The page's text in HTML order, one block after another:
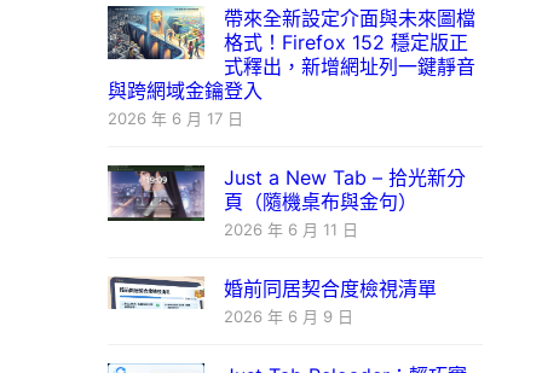
帶來全新設定介面與未來圖檔
格式！Firefox 152 穩定版正
式釋出，新增網址列一鍵靜音
與跨網域金鑰登入
2026 年 6 月 17 日
Just a New Tab – 拾光新分
頁（隨機桌布與金句）
2026 年 6 月 11 日
婚前同居契合度檢視清單
2026 年 6 月 9 日